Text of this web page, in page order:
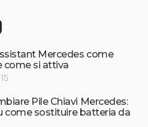
Mercedes come
come si attiva
Pile Chiavi Mercedes:
come sostituire batteria da